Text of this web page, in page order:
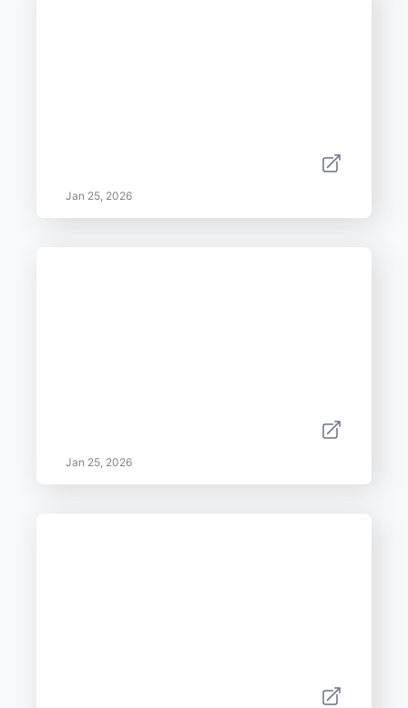
Jan 25, 2026
Jan 25, 2026